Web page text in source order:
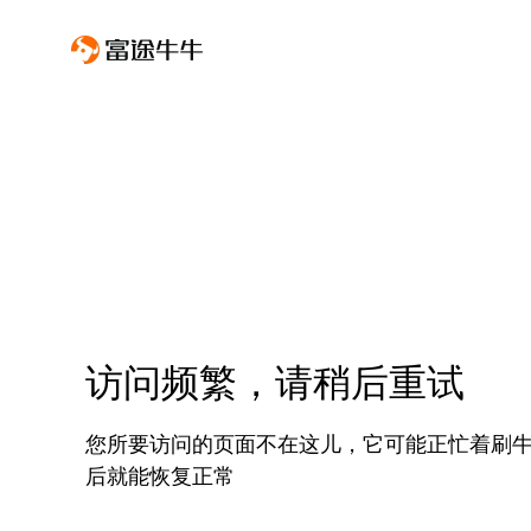
访问频繁，请稍后重试
您所要访问的页面不在这儿，它可能正忙着刷
后就能恢复正常